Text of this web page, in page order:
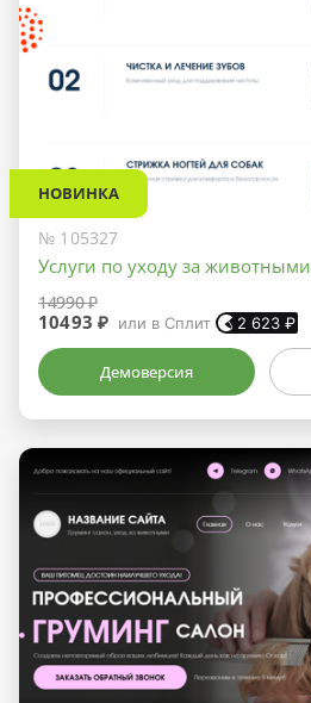
НОВИНКА
№ 105327
Услуги по уходу за животными
14990 ₽
10493 ₽ или в Сплит 2 623 ₽
Демоверсия